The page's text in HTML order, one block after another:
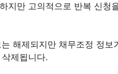
지만 고의적으로 반복 신청
해제되지만 채무조정 정보
제됩니다.